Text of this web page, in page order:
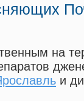
на
и